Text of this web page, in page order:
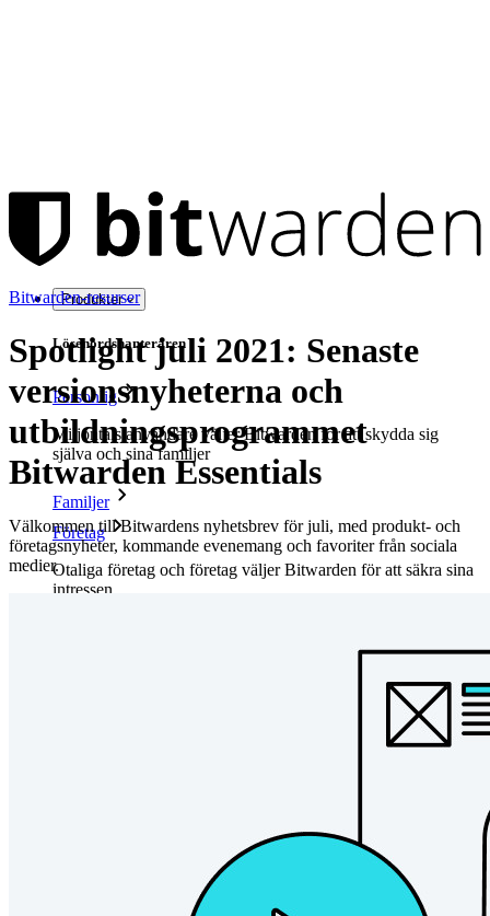
Produkter
Lösenordshanteraren
Personlig
Miljontals användare väljer Bitwarden för att skydda sig
själva och sina familjer
Familjer
Företag
Otaliga företag och företag väljer Bitwarden för att säkra sina
intressen
Passwordless.dev och lösenord
Lås upp lösenordsfunktioner och mer med bara några rader
Bitwarden-resurser
Spotlight juli 2021: Senaste
versionsnyheterna och
utbildningsprogrammet
Bitwarden Essentials
Välkommen till Bitwardens nyhetsbrev för juli, med produkt- och
företagsnyheter, kommande evenemang och favoriter från sociala
medier.